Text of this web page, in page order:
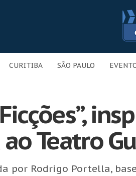
CURITIBA SÃO PAULO
Teatro
por Rodrigo Portella,